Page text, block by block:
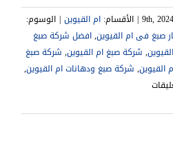
| الأقسام: ام القيوين | الوسوم:
صبغ فى ام القيوين,افضل شركة صبغ
, شركة صبغ ام القيوين, شركة صبغ
, شركة صبغ ودهانات ام القيوين,
على
صبغ